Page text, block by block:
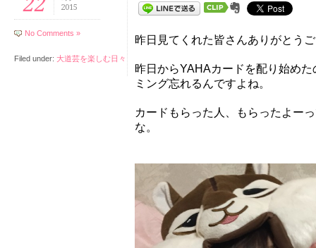
2015
No Comments »
Filed under: 大道芸を楽しむ日々
昨日見てくれた皆さんありがとう
昨日からYAHAカードを配り始め
ミング忘れるんですよね。
カードもらった人、もらったよー
な。